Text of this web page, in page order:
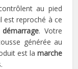
au pied
est reproché à ce
. Votre
générée au
est la marche